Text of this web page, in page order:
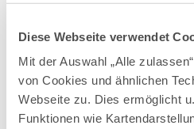
Diese Webseite verwendet
Mit der Auswahl „Alle
von Cookies und ähnlichen
Webseite zu. Dies ermöglicht
Funktionen wie
JOBCHALLENGE
Es ist so weit, ich bin
nicht war die Devise und deshalb
von Stralsund gut 1.000 km
MEHR DAZU